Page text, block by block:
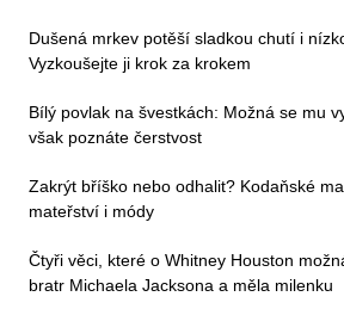
Dušená mrkev potěší sladkou chutí i
Vyzkoušejte ji krok za krokem
Bílý povlak na švestkách: Možná se mu
však poznáte čerstvost
Zakrýt bříško nebo odhalit? Kodaňské
mateřství i módy
Čtyři věci, které o Whitney Houston
bratr Michaela Jacksona a měla milenku